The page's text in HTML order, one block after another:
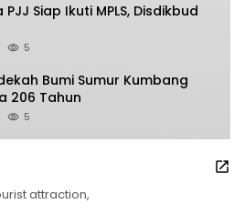
Siap Ikuti MPLS, Disdikbud
5
Bumi Sumur Kumbang
206 Tahun
5
attraction,